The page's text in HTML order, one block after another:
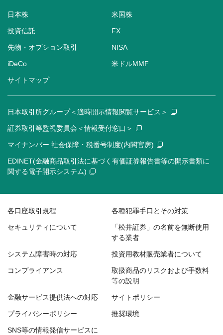
日本株 米国株
投資信託 FX
先物・オプション取引 NISA
iDeCo 米ドルMMF
サイトマップ
日本取引所グループ＜適時開示情報閲覧サービス＞
証券取引等監視委員会＜情報受付窓口＞
マイナンバー 社会保障・税番号制度(内閣官房)
EDINET(金融商品取引法に基づく有価証券報告書等の開示書類に
関する電子開示システム)
各口座取引規程 各種犯罪手口とその対策
セキュリティについて
「松井証券」の名前を無断使用
する業者
システム障害時の対応 投資用教材販売業者について
コンプライアンス
取扱商品のリスクおよび手数料
等の説明
金融サービス提供法への対応 サイトポリシー
プライバシーポリシー 推奨環境
SNS等の情報発信サービスに